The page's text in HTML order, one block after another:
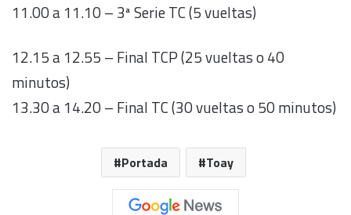
11.00 a 11.10 – 3ª Serie TC (5 vueltas)
12.15 a 12.55 – Final TCP (25 vueltas o 40
minutos)
13.30 a 14.20 – Final TC (30 vueltas o 50 minutos)
Portada Toay